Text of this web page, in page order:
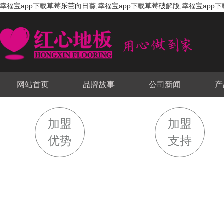
幸福宝app下载草莓乐芭向日葵,幸福宝app下载草莓破解版,幸福宝app
网站首页 品牌故事 公司新闻
加盟
优势
加盟
支持